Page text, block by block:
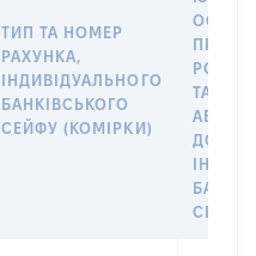
ТИП ТА НОМЕР
РАХУНКА,
ІНДИВІДУАЛЬНОГО
БАНКІВСЬКОГО
СЕЙФУ (КОМІРКИ)
ПРАВО
ТАКИМ
АБО
ДО
СЕЙФУ